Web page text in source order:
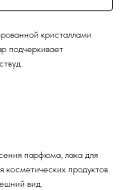
кристаллами
подчеркивает
парфюма, лака для
продуктов
вид.